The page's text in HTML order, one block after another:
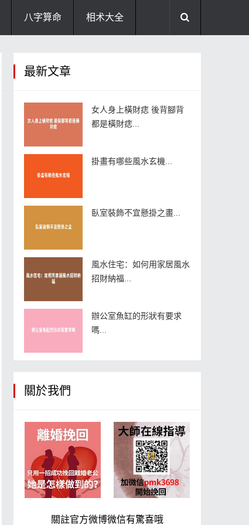
八字算命 相术大全
最新文章
女人身上橫財痣 後背腳背
都是橫財痣...
掛畫有哪些風水玄機...
臥室裝飾不宜懸掛之畫...
風水住宅：如何用家居風水
招財納福...
辦公室魚缸的形狀有要求
嗎...
關於我們
關註官方微博微信有驚喜哦